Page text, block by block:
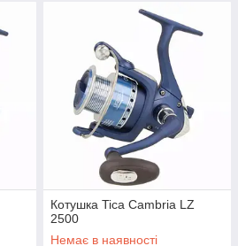
Котушка Tica Cambria LZ
2500
Немає в наявності